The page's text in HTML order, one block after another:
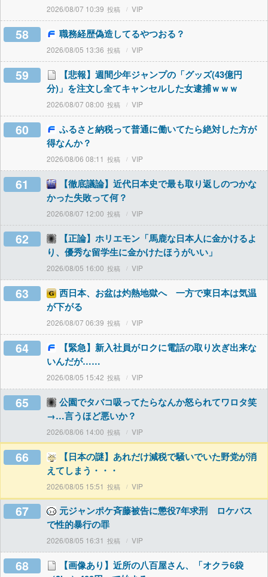
2026/08/07 10:39 VIP
58 職務経歴偽造してるやつおる？
2026/08/05 13:36 VIP
59
【悲報】週間少年ジャンプの「グッズ(43億円
分)」を注文し全てキャンセルした女逮捕ｗｗｗ
2026/08/07 08:00 VIP
60
ふるさと納税って普通に働いてたら絶対した方が
得なんか？
2026/08/06 08:11 VIP
61
【徹底議論】近代日本史で最も取り返しのつかな
かった失敗って何？
2026/08/07 12:00 VIP
62
【正論】ホリエモン「馬鹿な日本人に金かけるよ
り、優秀な留学生に金かけたほうがいい」
2026/08/05 16:00 VIP
63
西日本、お盆は灼熱地獄へ 一方で東日本は気温
が下がる
2026/08/07 06:39 VIP
64
【緊急】新入社員がロクに電話の取り次ぎ出来な
いんだが……
2026/08/05 15:42 VIP
65
公園でタバコ吸ってたらなんか怒られてワロタ笑
→…言うほど悪いか？
2026/08/06 14:00 VIP
66
【日本の謎】あれだけ減税で騒いでいた野党が消
えてしまう・・・
2026/08/05 15:51 VIP
67
元ジャンポケ斉藤被告に懲役7年求刑 ロケバス
で性的暴行の罪
2026/08/05 16:31 VIP
68
【画像あり】近所の八百屋さん、「オクラ6袋